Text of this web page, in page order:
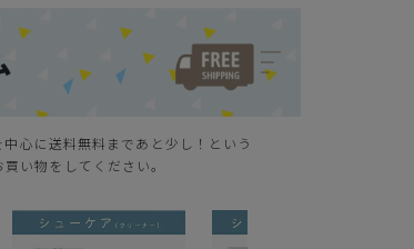
心に送料無料まであと少し！という
い物をしてください。